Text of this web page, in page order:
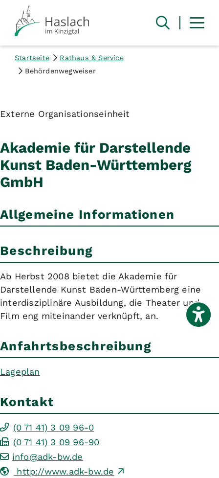
Startseite
Rathaus & Service
Behördenwegweiser
Externe Organisationseinheit
Akademie für Darstellende
Kunst Baden-Württemberg
GmbH
Allgemeine Informationen
Beschreibung
Ab Herbst 2008 bietet die Akademie für
Darstellende Kunst Baden-Württemberg eine
interdisziplinäre Ausbildung, die Theater und
Film eng miteinander verknüpft, an.
Anfahrtsbeschreibung
Lageplan
Kontakt
(0 71 41) 3 09 96-0
(0 71 41) 3 09 96-90
info@adk-bw.de
http://www.adk-bw.de